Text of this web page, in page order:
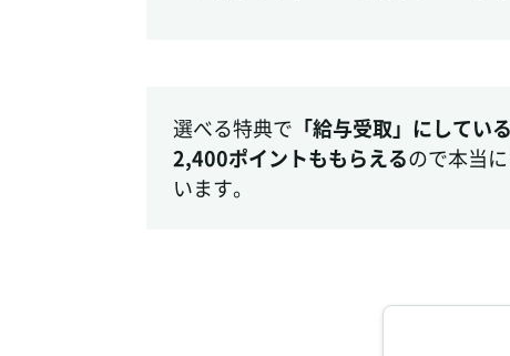
選べる特典で 「給与受取」にしてい
2,400ポイントももらえるので本当
います。